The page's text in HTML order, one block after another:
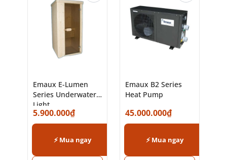
Emaux E-Lumen
Series Underwater
Light
5.900.000₫
⚡ Mua ngay
Emaux B2 Series
Heat Pump
45.000.000₫
⚡ Mua ngay